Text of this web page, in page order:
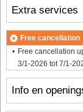
Info en
Extra services
Free cancellation
Free cancellation
3/1-2026 tot 7/1-